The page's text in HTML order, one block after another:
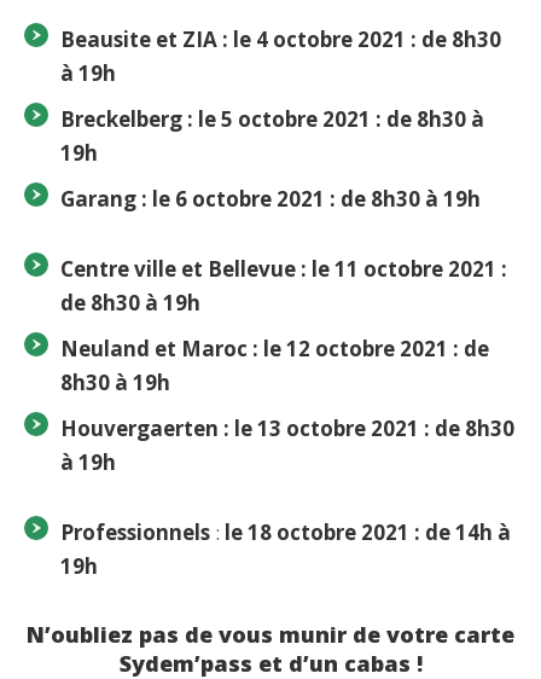
Beausite et ZIA : le 4 octobre 2021 : de 8h30
à 19h
Breckelberg : le 5 octobre 2021 : de 8h30 à
19h
Garang : le 6 octobre 2021 : de 8h30 à 19h
Centre ville et Bellevue : le 11 octobre 2021 :
de 8h30 à 19h
Neuland et Maroc : le 12 octobre 2021 : de
8h30 à 19h
Houvergaerten : le 13 octobre 2021 : de 8h30
à 19h
Professionnels : le 18 octobre 2021 : de 14h à
19h
N’oubliez pas de vous munir de votre carte
Sydem’pass et d’un cabas !